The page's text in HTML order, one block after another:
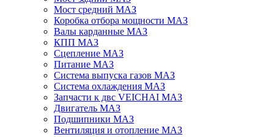
Мост средний МАЗ
Коробка отбора мощности МАЗ
Валы карданные МАЗ
КПП МАЗ
Сцепление МАЗ
Питание МАЗ
Система выпуска газов МАЗ
Система охлаждения МАЗ
Запчасти к двс VEICHAI МАЗ
Двигатель МАЗ
Подшипники МАЗ
Вентиляция и отопление МАЗ